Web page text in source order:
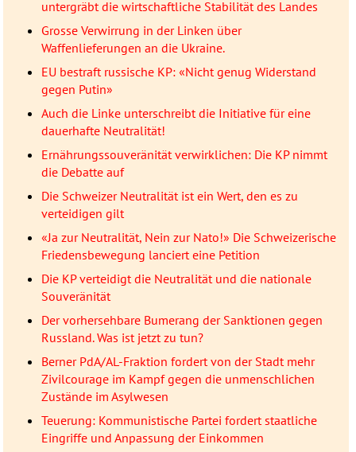
untergräbt die wirtschaftliche Stabilität des Landes
Grosse Verwirrung in der Linken über
Waffenlieferungen an die Ukraine.
EU bestraft russische KP: «Nicht genug Widerstand
gegen Putin»
Auch die Linke unterschreibt die Initiative für eine
dauerhafte Neutralität!
Ernährungssouveränität verwirklichen: Die KP nimmt
die Debatte auf
Die Schweizer Neutralität ist ein Wert, den es zu
verteidigen gilt
«Ja zur Neutralität, Nein zur Nato!» Die Schweizerische
Friedensbewegung lanciert eine Petition
Die KP verteidigt die Neutralität und die nationale
Souveränität
Der vorhersehbare Bumerang der Sanktionen gegen
Russland. Was ist jetzt zu tun?
Berner PdA/AL-Fraktion fordert von der Stadt mehr
Zivilcourage im Kampf gegen die unmenschlichen
Zustände im Asylwesen
Teuerung: Kommunistische Partei fordert staatliche
Eingriffe und Anpassung der Einkommen